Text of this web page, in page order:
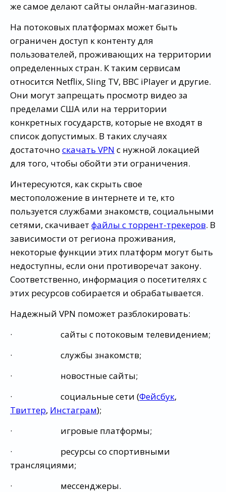
же самое делают сайты онлайн-магазинов.
На потоковых платформах может быть
ограничен доступ к контенту для
пользователей, проживающих на территории
определенных стран. К таким сервисам
относится Netflix, Sling TV, BBC iPlayer и другие.
Они могут запрещать просмотр видео за
пределами США или на территории
конкретных государств, которые не входят в
список допустимых. В таких случаях
достаточно скачать VPN с нужной локацией
для того, чтобы обойти эти ограничения.
Интересуются, как скрыть свое
местоположение в интернете и те, кто
пользуется службами знакомств, социальными
сетями, скачивает файлы с торрент-трекеров. В
зависимости от региона проживания,
некоторые функции этих платформ могут быть
недоступны, если они противоречат закону.
Соответственно, информация о посетителях с
этих ресурсов собирается и обрабатывается.
Надежный VPN поможет разблокировать:
· сайты с потоковым телевидением;
· службы знакомств;
· новостные сайты;
· социальные сети (Фейсбук,
Твиттер, Инстаграм);
· игровые платформы;
· ресурсы со спортивными
трансляциями;
· мессенджеры.